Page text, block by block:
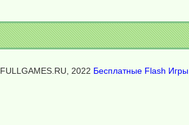
FULLGAMES.RU, 2022 Бесплатные Flash Игры